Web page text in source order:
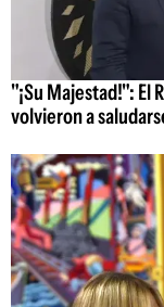
"¡Su Majestad!": El
volvieron a